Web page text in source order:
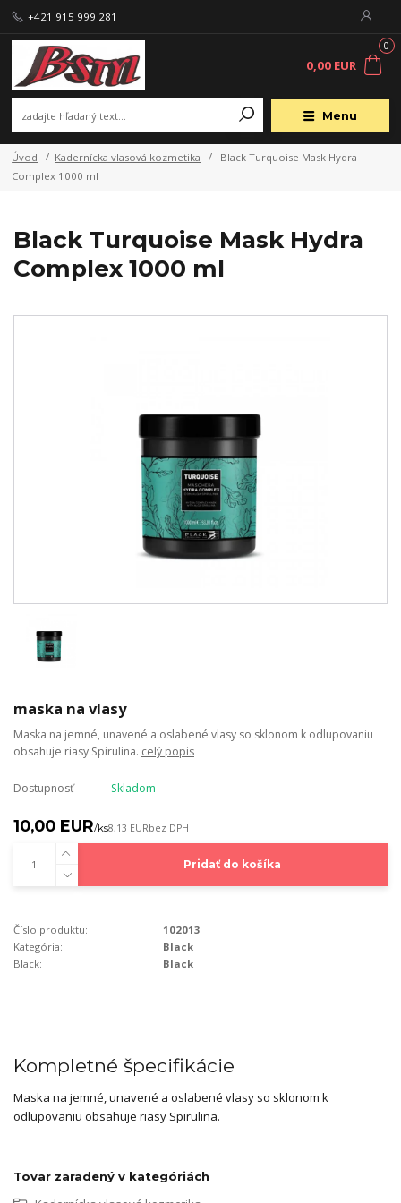
Menu
+421 915 999 281
0
0,00 EUR
Úvod Kadernícka vlasová kozmetika
Black Turquoise Mask Hydra
Complex 1000 ml
Black Turquoise Mask Hydra
Complex 1000 ml
maska na vlasy
Maska na jemné, unavené a oslabené vlasy so sklonom k odlupovaniu
obsahuje riasy Spirulina. celý popis
Dostupnosť Skladom
10,00 EUR/ks8,13 EURbez DPH
Pridať do košíka
Číslo produktu:
102013
Kategória:
Black
Black:
Black
Kompletné špecifikácie
Maska na jemné, unavené a oslabené vlasy so sklonom k
odlupovaniu obsahuje riasy Spirulina.
Tovar zaradený v kategóriách